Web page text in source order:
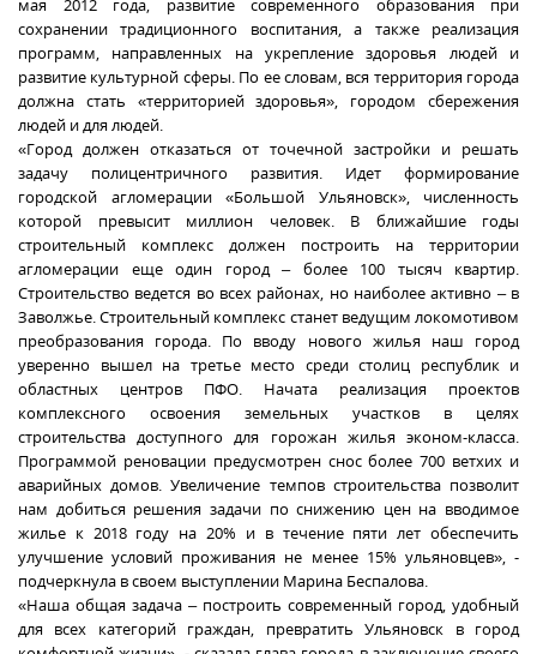
мая 2012 года, развитие современного образования при
сохранении традиционного воспитания, а также реализация
программ, направленных на укрепление здоровья людей и
развитие культурной сферы. По ее словам, вся территория города
должна стать «территорией здоровья», городом сбережения
людей и для людей.
«Город должен отказаться от точечной застройки и решать
задачу полицентричного развития. Идет формирование
городской агломерации «Большой Ульяновск», численность
которой превысит миллион человек. В ближайшие годы
строительный комплекс должен построить на территории
агломерации еще один город – более 100 тысяч квартир.
Строительство ведется во всех районах, но наиболее активно – в
Заволжье. Строительный комплекс станет ведущим локомотивом
преобразования города. По вводу нового жилья наш город
уверенно вышел на третье место среди столиц республик и
областных центров ПФО. Начата реализация проектов
комплексного освоения земельных участков в целях
строительства доступного для горожан жилья эконом-класса.
Программой реновации предусмотрен снос более 700 ветхих и
аварийных домов. Увеличение темпов строительства позволит
нам добиться решения задачи по снижению цен на вводимое
жилье к 2018 году на 20% и в течение пяти лет обеспечить
улучшение условий проживания не менее 15% ульяновцев», -
подчеркнула в своем выступлении Марина Беспалова.
«Наша общая задача – построить современный город, удобный
для всех категорий граждан, превратить Ульяновск в город